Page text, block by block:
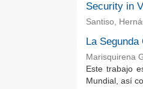
Security in
Santiso,
La
Marisquirena
Este trabajo
Mundial, así